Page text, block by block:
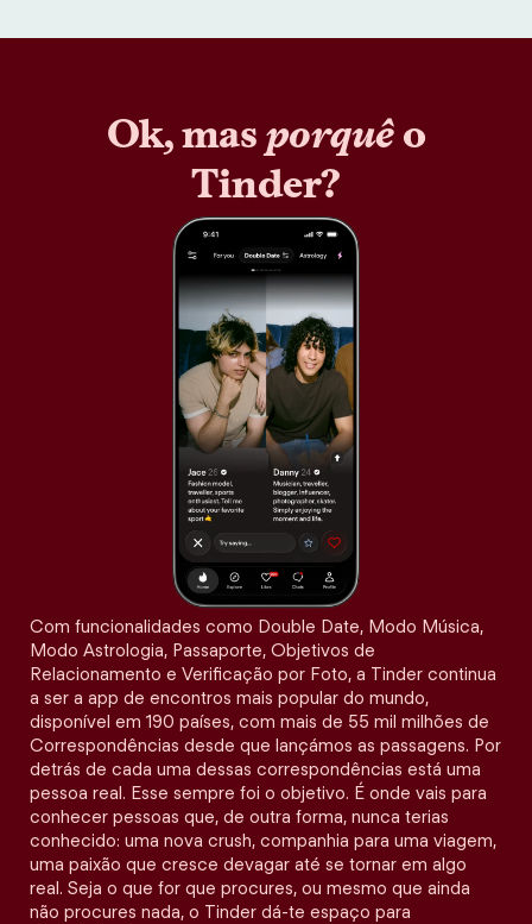
Ok, masporquêo
Tinder?
Com funcionalidades como Double Date, Modo Música,
Modo Astrologia, Passaporte, Objetivos de
Relacionamento e Verificação por Foto, a Tinder continua
a ser a app de encontros mais popular do mundo,
disponível em 190 países, com mais de 55 mil milhões de
Correspondências desde que lançámos as passagens. Por
detrás de cada uma dessas correspondências está uma
pessoa real. Esse sempre foi o objetivo. É onde vais para
conhecer pessoas que, de outra forma, nunca terias
conhecido: uma nova crush, companhia para uma viagem,
uma paixão que cresce devagar até se tornar em algo
real. Seja o que for que procures, ou mesmo que ainda
não procures nada, o Tinder dá-te espaço para